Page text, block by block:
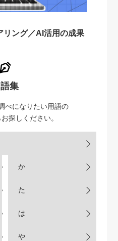
リング／AI活用の成果
集
べになりたい用語の
探しください。
か
た
は
や